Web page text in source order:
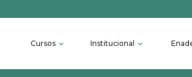
Cursos Institucional